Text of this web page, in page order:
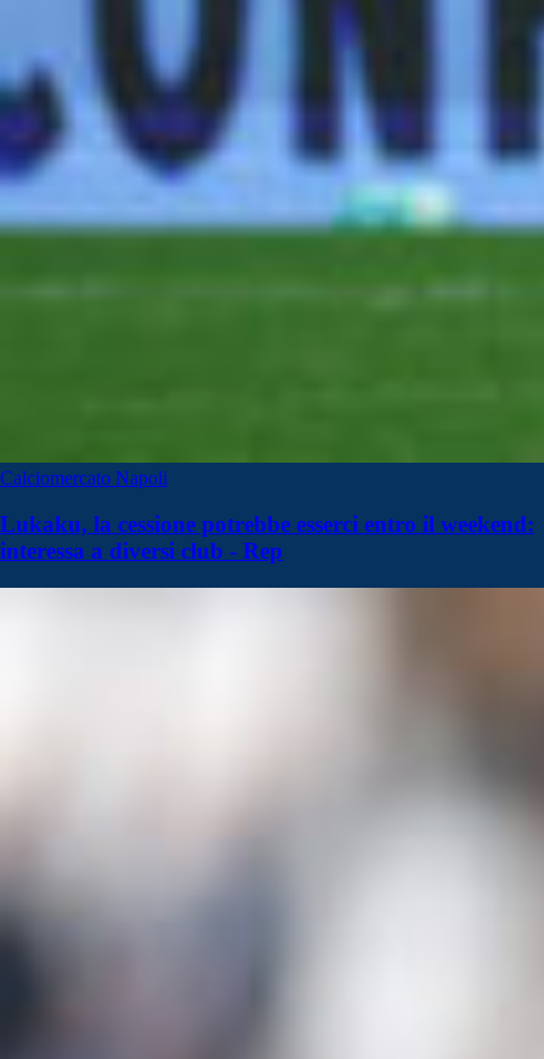
Calciomercato Napoli
Lukaku, la cessione potrebbe esserci entro il weekend:
interessa a diversi club - Rep